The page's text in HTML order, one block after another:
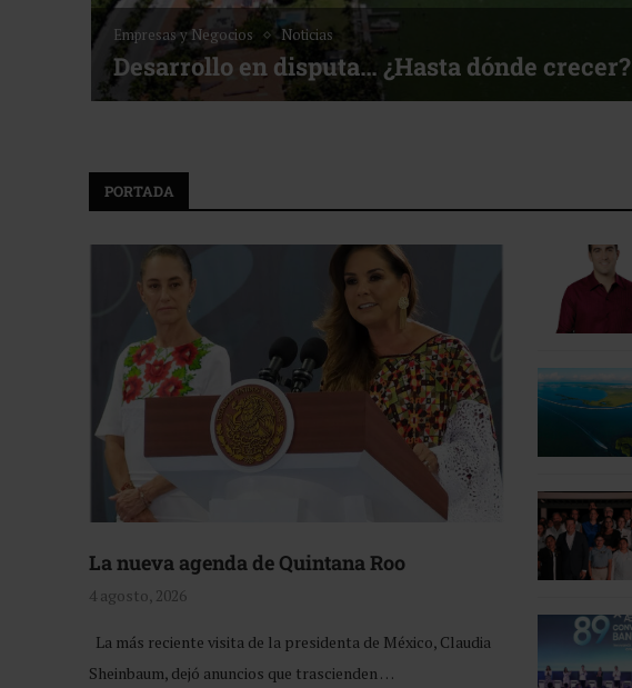
Empresas y Negocios Noticias
Desarrollo en disputa… ¿Hasta dónde crecer?
PORTADA
La nueva agenda de Quintana Roo
4 agosto, 2026
La más reciente visita de la presidenta de México, Claudia
Sheinbaum, dejó anuncios que trascienden …